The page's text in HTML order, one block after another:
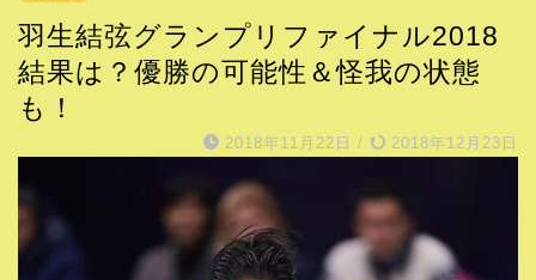
羽生結弦グランプリファイナル2018
結果は？優勝の可能性＆怪我の状態
も！
2018年11月22日 / 2018年12月23日